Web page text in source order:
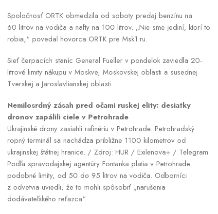
Spoločnosť ORTK obmedzila od soboty predaj benzínu na
60 litrov na vodiča a nafty na 100 litrov. „Nie sme jediní, ktorí to
robia,“ povedal hovorca ORTK pre Msk1.ru.
Sieť čerpacích staníc General Fueller v pondelok zaviedla 20-
litrové limity nákupu v Moskve, Moskovskej oblasti a susednej
Tverskej a Jaroslavlianskej oblasti.
Nemilosrdný zásah pred očami ruskej elity: desiatky
dronov zapálili ciele v Petrohrade
Ukrajinské drony zasiahli rafinériu v Petrohrade. Petrohradský
ropný terminál sa nachádza približne 1100 kilometrov od
ukrajinskej štátnej hranice. / Zdroj: HUR / Exilenova+ / Telegram
Podľa spravodajskej agentúry Fontanka platia v Petrohrade
podobné limity, od 50 do 95 litrov na vodiča. Odborníci
z odvetvia uviedli, že to mohli spôsobiť „narušenia
dodávateľského reťazca“.